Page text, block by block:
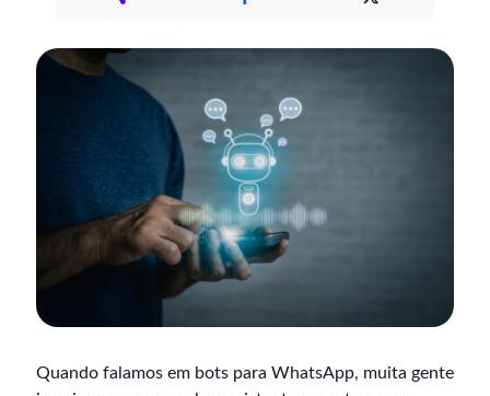
Quando falamos em bots para WhatsApp, muita gente